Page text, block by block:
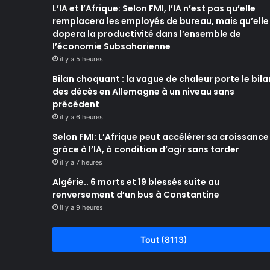
L’IA et l’Afrique: Selon FMI, l’IA n’est pas qu’elle
remplacera les employés de bureau, mais qu’elle
dopera la productivité dans l’ensemble de
l’économie Subsaharienne
il y a 5 heures
Bilan choquant : la vague de chaleur porte le
des décès en Allemagne à un niveau sans
précédent
il y a 6 heures
Selon FMI: L’Afrique peut accélérer sa croissance
grâce à l’IA, à condition d’agir sans tarder
il y a 7 heures
Algérie.. 6 morts et 19 blessés suite au
renversement d’un bus à Constantine
il y a 9 heures
Tout (8113)